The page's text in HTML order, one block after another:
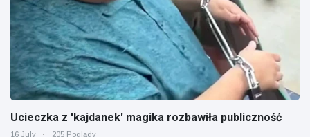
Ucieczka z 'kajdanek' magika rozbawiła publiczność
16 July 205 Poglądy